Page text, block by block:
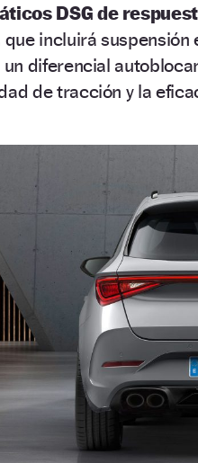
DSG de
que incluirá suspensión
un diferencial
de tracción y la